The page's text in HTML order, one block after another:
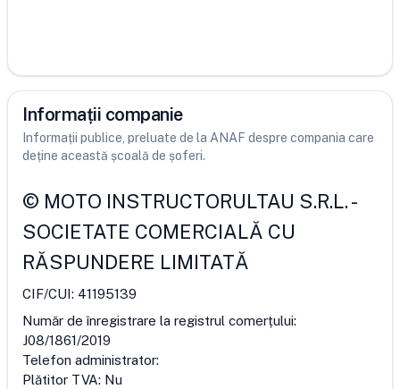
Informații companie
Informații publice, preluate de la ANAF despre compania care
deține această școală de șoferi.
© MOTO INSTRUCTORULTAU S.R.L.-
SOCIETATE COMERCIALĂ CU
RĂSPUNDERE LIMITATĂ
CIF/CUI: 41195139
Număr de înregistrare la registrul comerțului:
J08/1861/2019
Telefon administrator:
Plătitor TVA: Nu